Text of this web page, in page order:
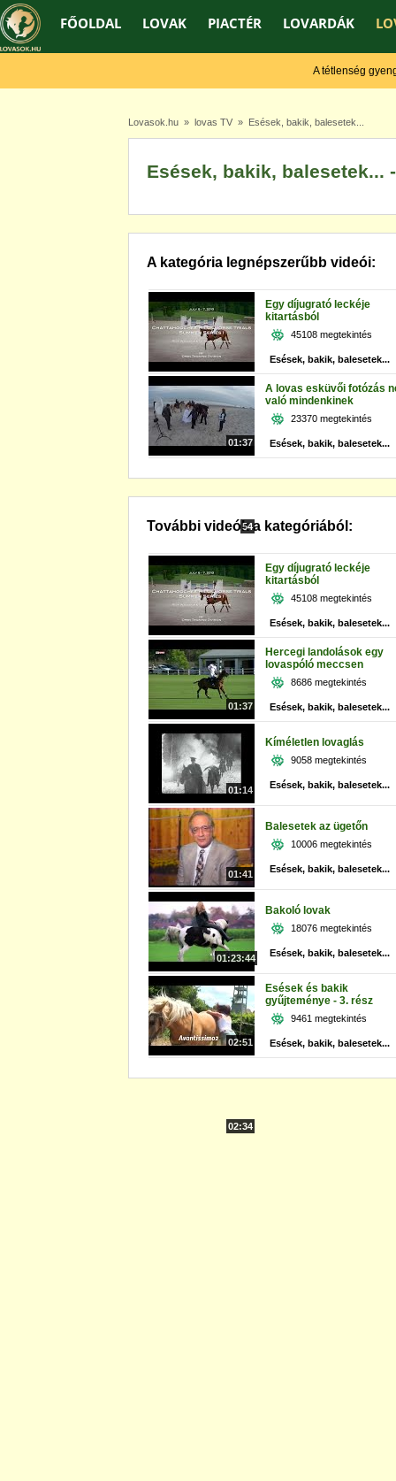
FŐOLDAL LOVAK PIACTÉR LOVARDÁK
A tétlenség
Lovasok.hu» lovas TV» Esések, bakik, balesetek...
Esések, bakik, balesetek...
A kategória legnépszerűbb videói:
01:37
Egy díjugrató leckéje
kitartásból
45108 megtekintés
Esések, bakik, balesetek...
54
A lovas esküvői fotózás
való mindenkinek
23370 megtekintés
Esések, bakik, balesetek...
További videók a kategóriából:
01:37
Egy díjugrató leckéje
kitartásból
45108 megtekintés
Esések, bakik, balesetek...
01:14
Hercegi landolások egy
lovaspóló meccsen
8686 megtekintés
Esések, bakik, balesetek...
01:41
Kíméletlen lovaglás
9058 megtekintés
Esések, bakik, balesetek...
01:23:44
Balesetek az ügetőn
10006 megtekintés
Esések, bakik, balesetek...
02:51
Bakoló lovak
18076 megtekintés
Esések, bakik, balesetek...
02:34
Esések és bakik
gyűjteménye - 3. rész
9461 megtekintés
Esések, bakik, balesetek...